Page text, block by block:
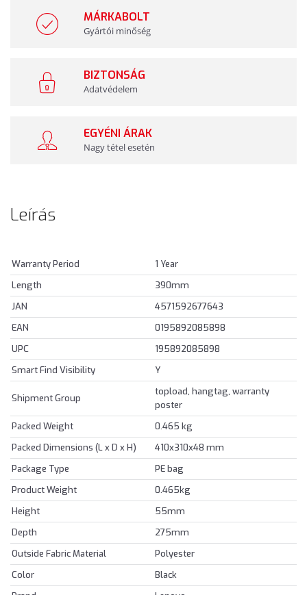
MÁRKABOLT
Gyártói minőség
BIZTONSÁG
Adatvédelem
EGYÉNI ÁRAK
Nagy tétel esetén
Leírás
Warranty Period
1 Year
Length
390mm
JAN
4571592677643
EAN
0195892085898
UPC
195892085898
Smart Find Visibility
Y
Shipment Group
topload, hangtag, warranty
poster
Packed Weight
0.465 kg
Packed Dimensions (L x D x H)
410x310x48 mm
Package Type
PE bag
Product Weight
0.465kg
Height
55mm
Depth
275mm
Outside Fabric Material
Polyester
Color
Black